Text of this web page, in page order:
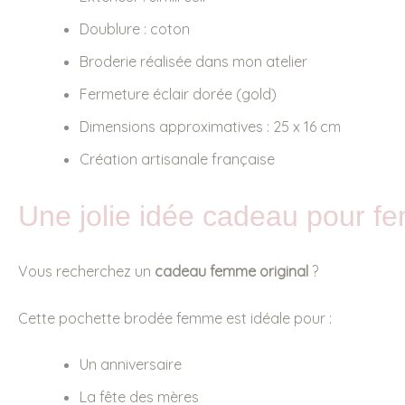
Doublure : coton
Broderie réalisée dans mon atelier
Fermeture éclair dorée (gold)
Dimensions approximatives : 25 x 16 cm
Création artisanale française
Une jolie idée cadeau pour
Vous recherchez un cadeau femme original ?
Cette pochette brodée femme est idéale pour :
Un anniversaire
La fête des mères